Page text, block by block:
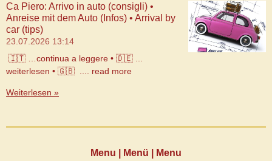
Ca Piero: Arrivo in auto (consigli) •
Anreise mit dem Auto (Infos) • Arrival by
car (tips)
23.07.2026 13:14
🇮🇹 …continua a leggere • 🇩🇪 ...
weiterlesen • 🇬🇧 .... read more
Weiterlesen »
Menu | Menü | Menu